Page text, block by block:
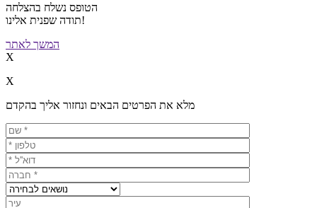
הטופס נשלח בהצלחה
תודה שפנית אלינו!
המשך לאתר
X
X
מלא את הפרטים הבאים ונחזור אליך בהקדם